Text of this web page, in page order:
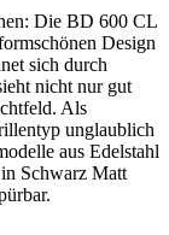
Die BD 600 CL
Design
sich durch
nicht nur gut
Als
unglaublich
aus Edelstahl
Schwarz Matt